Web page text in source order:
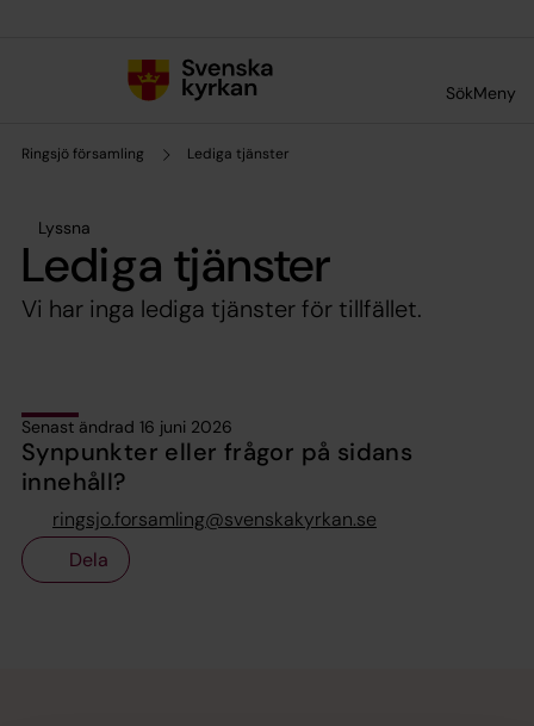
SökMeny
Ringsjö församling Lediga tjänster
Lyssna
Lediga tjänster
Vi har inga lediga tjänster för tillfället.
Senast ändrad 16 juni 2026
Synpunkter eller frågor på sidans
innehåll?
ringsjo.forsamling@svenskakyrkan.se
Dela